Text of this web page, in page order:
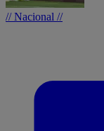
// Nacional //